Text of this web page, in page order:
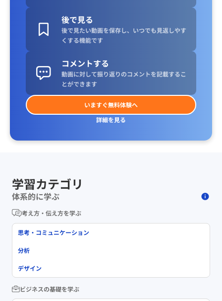
後で見る
後で見たい動画を保存し、いつでも見返しやす
くする機能です
コメントする
動画に対して振り返りのコメントを記載するこ
とができます
いますぐ無料体験へ
詳細を見る
学習カテゴリ
体系的に学ぶ
考え方・伝え方を学ぶ
思考・コミュニケーション
分析
デザイン
ビジネスの基礎を学ぶ